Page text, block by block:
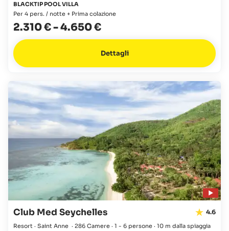
BLACKTIP POOL VILLA
Per 4 pers. / notte + Prima colazione
2.310 €-4.650 €
Dettagli
Club Med Seychelles 4.6
Resort · Saint Anne · 286 Camere · 1 - 6 persone · 10 m dalla spiaggia